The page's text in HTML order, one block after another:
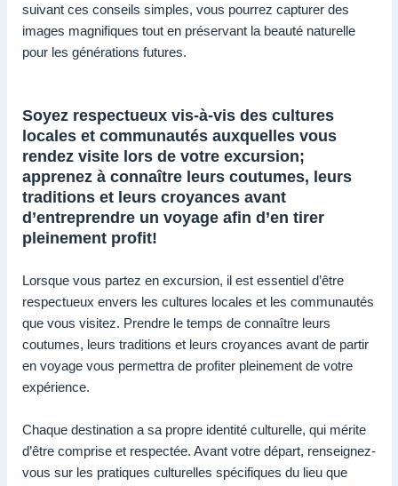
suivant ces conseils simples, vous pourrez capturer des
images magnifiques tout en préservant la beauté naturelle
pour les générations futures.
Soyez respectueux vis-à-vis des cultures
locales et communautés auxquelles vous
rendez visite lors de votre excursion;
apprenez à connaître leurs coutumes, leurs
traditions et leurs croyances avant
d’entreprendre un voyage afin d’en tirer
pleinement profit!
Lorsque vous partez en excursion, il est essentiel d’être
respectueux envers les cultures locales et les communautés
que vous visitez. Prendre le temps de connaître leurs
coutumes, leurs traditions et leurs croyances avant de partir
en voyage vous permettra de profiter pleinement de votre
expérience.
Chaque destination a sa propre identité culturelle, qui mérite
d’être comprise et respectée. Avant votre départ, renseignez-
vous sur les pratiques culturelles spécifiques du lieu que